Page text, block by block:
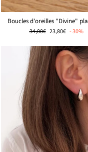
Boucles d'oreilles "Divine"
Prix
34,00€ 🌸
DOUX
23,80€ - 30%